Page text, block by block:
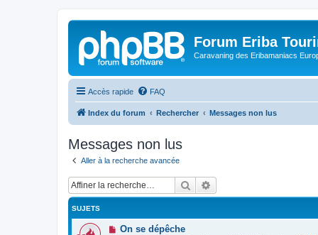
Forum Eriba
Caravaning des Eribamaniacs
Accès rapide FAQ
Index du forum Rechercher Messages non lus
Messages non lus
Aller à la recherche avancée
Rechercher
SUJETS
NOn se dépêche